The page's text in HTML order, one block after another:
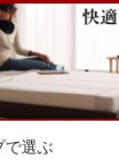
で選ぶ